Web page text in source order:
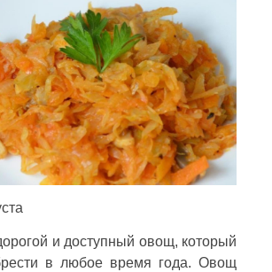
и доступный овощ, который
в любое время года. Овощ